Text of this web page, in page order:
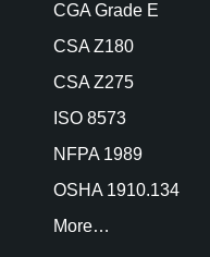
CGA Grade E
CSA Z180
CSA Z275
ISO 8573
NFPA 1989
OSHA 1910.134
More…